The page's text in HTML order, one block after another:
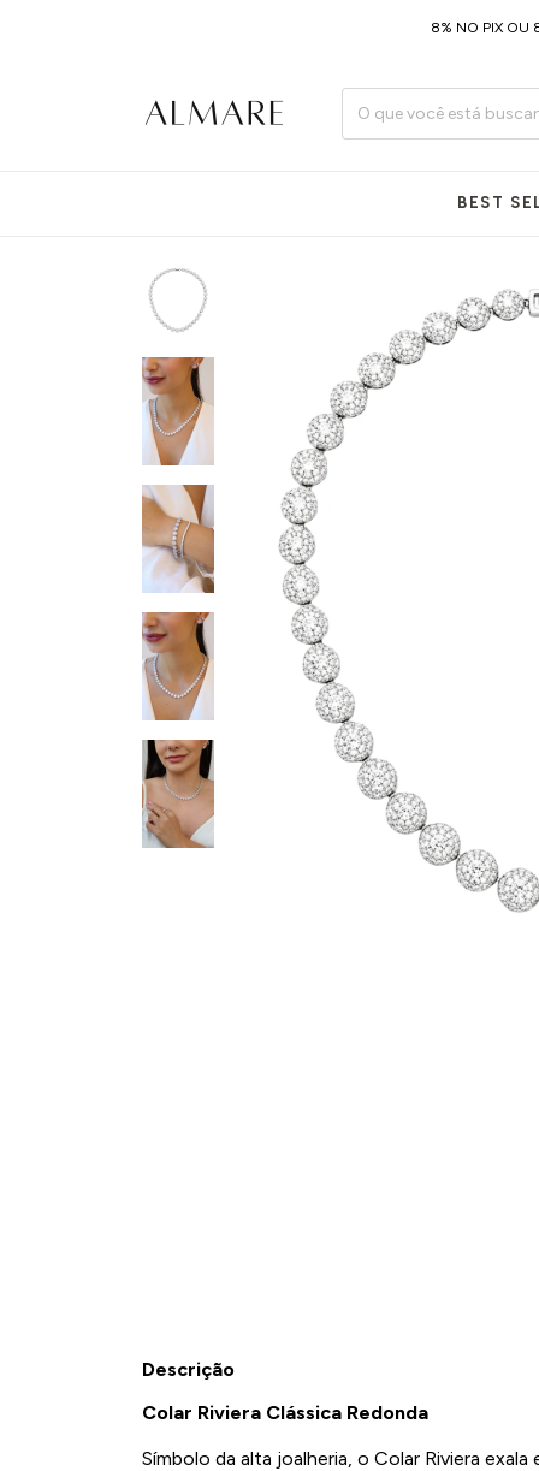
8% NO PIX OU 8X
BEST
Descrição
Colar Riviera Clássica Redonda
Símbolo da alta joalheria, o Colar Riviera